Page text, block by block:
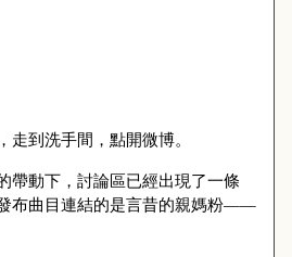
到洗手間，點開微博。
帶動下，討論區已經出現了一條
布曲目連結的是言昔的親媽粉――